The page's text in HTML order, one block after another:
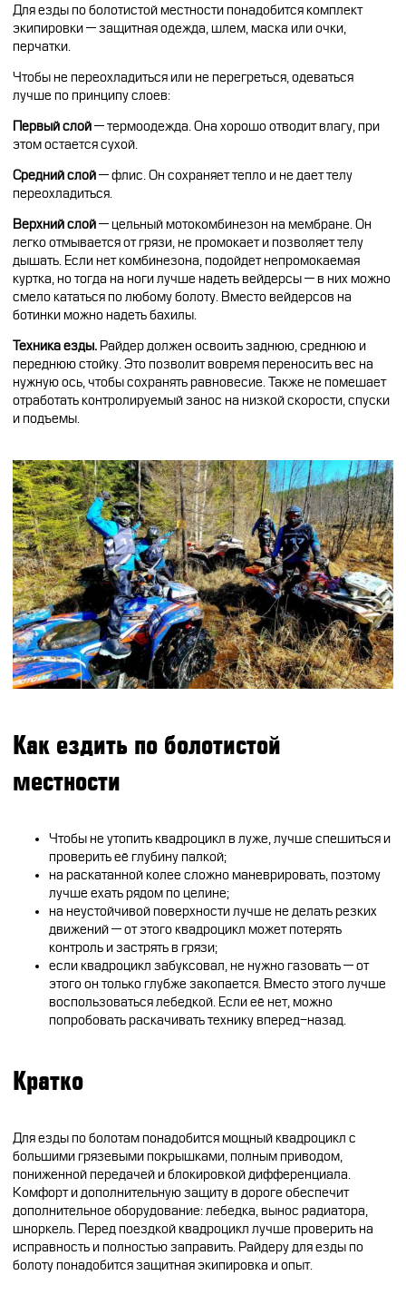
Для езды по болотистой местности понадобится комплект
экипировки — защитная одежда, шлем, маска или очки,
перчатки.
Чтобы не переохладиться или не перегреться, одеваться
лучше по принципу слоев:
Первый слой— термоодежда. Она хорошо отводит влагу, при
этом остается сухой.
Средний слой— флис. Он сохраняет тепло и не дает телу
переохладиться.
Верхний слой— цельный мотокомбинезон на мембране. Он
легко отмывается от грязи, не промокает и позволяет телу
дышать. Если нет комбинезона, подойдет непромокаемая
куртка, но тогда на ноги лучше надеть вейдерсы — в них можно
смело кататься по любому болоту. Вместо вейдерсов на
ботинки можно надеть бахилы.
Техника езды. Райдер должен освоить заднюю, среднюю и
переднюю стойку. Это позволит вовремя переносить вес на
нужную ось, чтобы сохранять равновесие. Также не помешает
отработать контролируемый занос на низкой скорости, спуски
и подъемы.
Как ездить по болотистой
местности
Чтобы не утопить квадроцикл в луже, лучше спешиться и
проверить её глубину палкой;
на раскатанной колее сложно маневрировать, поэтому
лучше ехать рядом по целине;
на неустойчивой поверхности лучше не делать резких
движений — от этого квадроцикл может потерять
контроль и застрять в грязи;
если квадроцикл забуксовал, не нужно газовать — от
этого он только глубже закопается. Вместо этого лучше
воспользоваться лебедкой. Если её нет, можно
попробовать раскачивать технику вперед-назад.
Кратко
Для езды по болотам понадобится мощный квадроцикл с
большими грязевыми покрышками, полным приводом,
пониженной передачей и блокировкой дифференциала.
Комфорт и дополнительную защиту в дороге обеспечит
дополнительное оборудование: лебедка, вынос радиатора,
шноркель. Перед поездкой квадроцикл лучше проверить на
исправность и полностью заправить. Райдеру для езды по
болоту понадобится защитная экипировка и опыт.